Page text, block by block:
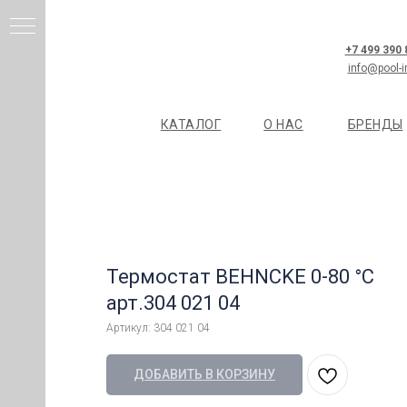
О НАС
КАТАЛОГ БРЕНДЫ
+7 499 390
info@pool-
Термостат BEHNCKE 0-80 °С
арт.304 021 04
Артикул: 304 021 04
ДОБАВИТЬ В КОРЗИНУ